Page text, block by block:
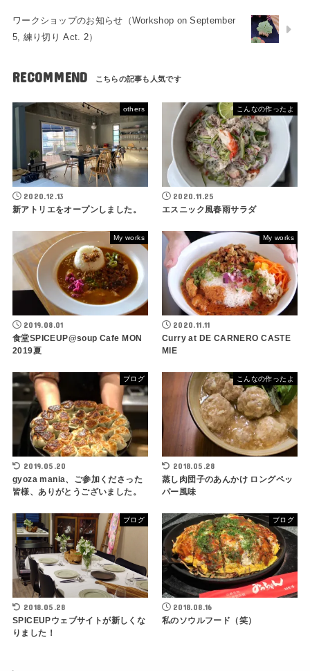
ワークショップのお知らせ（Workshop on September
5, 練り切り Act. 2）
RECOMMEND
others
2020.12.13
新アトリエをオープンしました。
こんなの作ったよ
2020.11.25
エスニック風春雨サラダ
My works
2019.08.01
食堂SPICEUP@soup Cafe MON
2019夏
My works
2020.11.11
Curry at DE CARNERO CASTE
MIE
ブログ
2019.05.20
gyoza mania、ご参加くださった
皆様、ありがとうございました。
こんなの作ったよ
2018.05.28
蒸し肉団子のあんかけ ロングペッ
パー風味
ブログ
2018.05.28
SPICEUPウェブサイトが新しくな
りました！
ブログ
2018.08.16
私のソウルフード（笑）